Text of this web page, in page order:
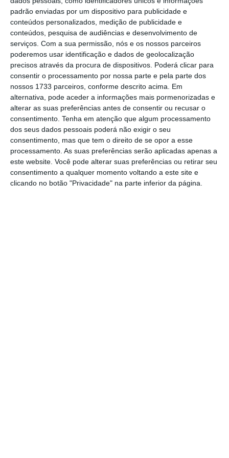
padrão enviadas por um dispositivo para publicidade e
conteúdos personalizados, medição de publicidade e
conteúdos, pesquisa de audiências e desenvolvimento de
serviços. Com a sua permissão, nós e os nossos parceiros
poderemos usar identificação e dados de geolocalização
precisos através da procura de dispositivos. Poderá clicar para
consentir o processamento por nossa parte e pela parte dos
nossos 1733 parceiros, conforme descrito acima. Em
alternativa, pode aceder a informações mais pormenorizadas e
alterar as suas preferências antes de consentir ou recusar o
consentimento. Tenha em atenção que algum processamento
dos seus dados pessoais poderá não exigir o seu
consentimento, mas que tem o direito de se opor a esse
processamento. As suas preferências serão aplicadas apenas a
este website. Você pode alterar suas preferências ou retirar seu
consentimento a qualquer momento voltando a este site e
clicando no botão "Privacidade" na parte inferior da página.
Trump pede ao presidente israelita que perdoe
Netanyahu
Ler Mais
Na visão de António Leitão Amaro, construir
pontes e “colocar-nos no lugar do outro” faz
parte da democracia. “Quando nos
deparamos com uma postura mais rígida em
relação àstarifasou a outras questões, como
exigências de segurança e
despesas da NATO
devemos desvincular-nos ou manter o
engagement?Manter o engagement”, afirmou